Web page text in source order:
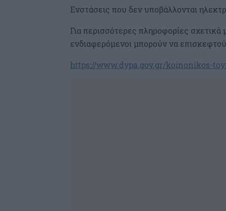
Ενστάσεις που δεν υποβάλλονται
Για περισσότερες πληροφορίες σχετικά
ενδιαφερόμενοι μπορούν να
https://www.dypa.gov.gr/koinonikos-